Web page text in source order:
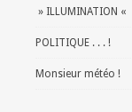
» ILLUMINATION «
POLITIQUE . . . !
Monsieur météo !